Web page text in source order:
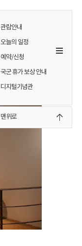
관람안내
오늘의 일정
예약/신청
국군 휴가 보상 안내
디지털기념관
맨위로